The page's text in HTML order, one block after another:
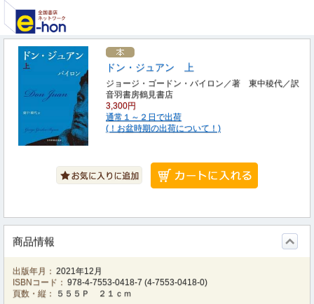
ドン・ジュアン 上
ジョージ・ゴードン・バイロン／著 東中稜代／訳
音羽書房鶴見書店
3,300円
通常１～２日で出荷
(！お盆時期の出荷について！)
商品情報
出版年月： 2021年12月
ISBNコード： 978-4-7553-0418-7 (4-7553-0418-0)
頁数・縦：
５５５Ｐ ２１ｃｍ